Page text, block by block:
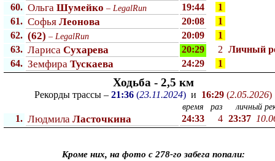
60. Ольга Шумейко – LegalRun 19:44
1
61. Софья Леонова 20:08
1
62. (62) – LegalRun 20:09
1
63. Лариса Сухарева 20:29 2 Личный
64. Земфира Тускаева 24:29 1
Ходьба - 2,5 км
Рекорды трассы –21:36 (23.11.2024) и 16:29 (2.05.2026)
время раз личный
1. Людмила Ласточкина 24:33 4 23:37
Кроме них, на фото с 278-го забега попали: